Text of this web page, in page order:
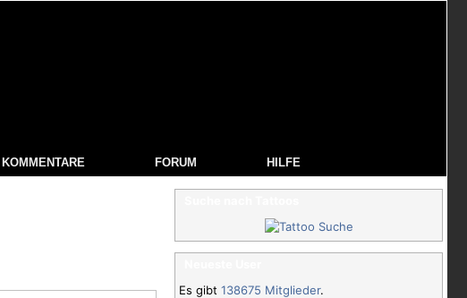
KOMMENTARE FORUM HILFE
Es gibt 138675 Mitglieder.